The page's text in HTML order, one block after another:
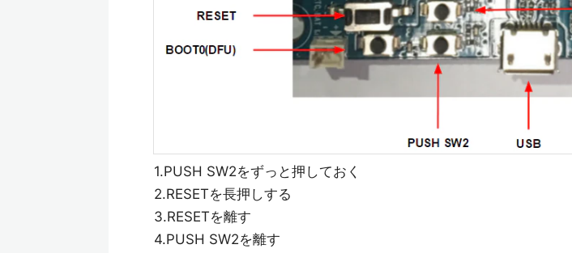
1.PUSH SW2をずっと押しておく
2.RESETを長押しする
3.RESETを離す
4.PUSH SW2を離す